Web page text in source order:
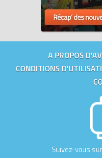
A PROPOS
CONDITIONS
Suivez-vous